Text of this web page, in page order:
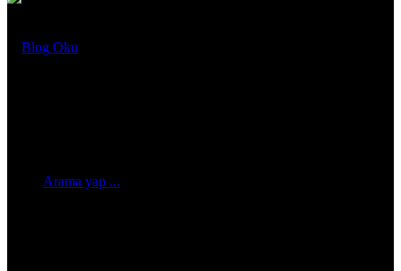
Arama yap ...